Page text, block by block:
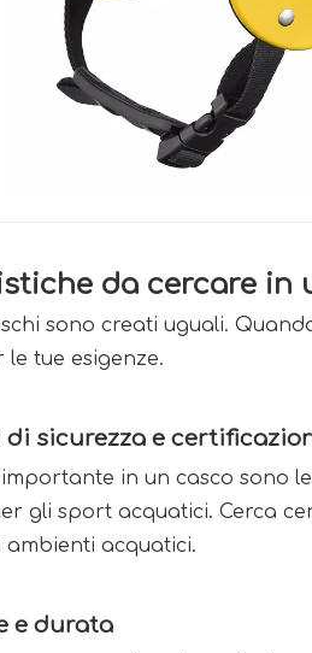
da cercare in
sono creati uguali.
tue esigenze.
di sicurezza e
in un casco sono
gli sport acquatici. Cerca
acquatici.
e durata